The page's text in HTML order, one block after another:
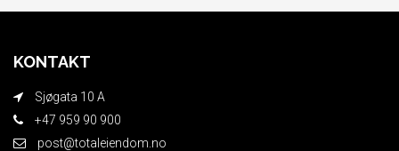
KONTAKT
Sjøgata 10 A
+47 959 90 900
post@totaleiendom.no